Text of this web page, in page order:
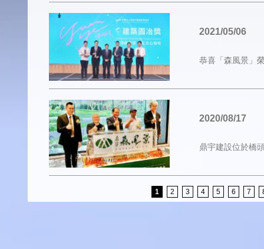
2021/05/06
2020/08/17
1 2 3 4 5 6 7